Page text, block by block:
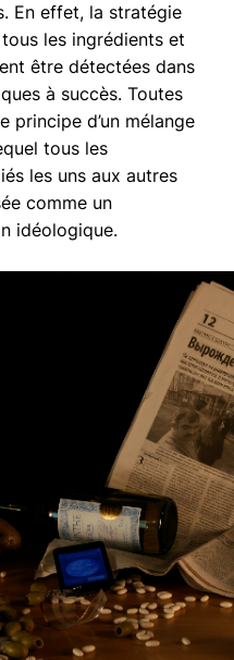
En effet, la stratégie
les ingrédients et
être détectées dans
à succès. Toutes
principe d’un mélange
tous les
les uns aux autres
comme un
idéologique.